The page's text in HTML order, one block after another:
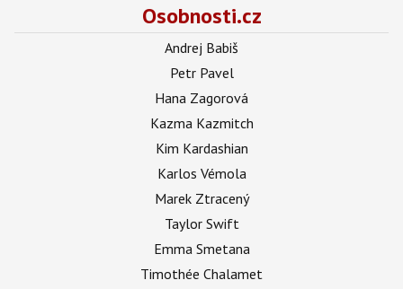
Osobnosti.cz
Andrej Babiš
Petr Pavel
Hana Zagorová
Kazma Kazmitch
Kim Kardashian
Karlos Vémola
Marek Ztracený
Taylor Swift
Emma Smetana
Timothée Chalamet